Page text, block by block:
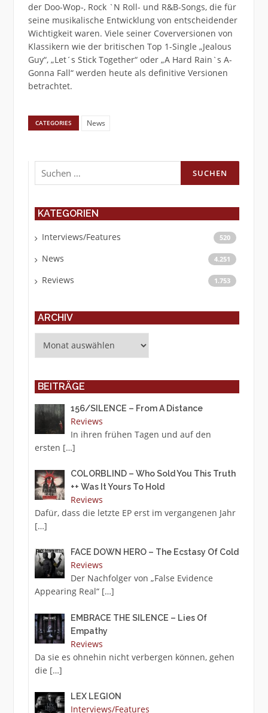
der Doo-Wop-, Rock `N Roll- und R&B-Songs, die für
seine musikalische Entwicklung von entscheidender
Wichtigkeit waren. Viele seiner Coverversionen von
Klassikern wie der britischen Top 1-Single „Jealous
Guy“, „Let´s Stick Together“ oder „A Hard Rain`s A-
Gonna Fall“ werden heute als definitive Versionen
betrachtet.
CATEGORIES News
Suchen
nach:
KATEGORIEN
Interviews/Features 520
News 4.251
Reviews 1.753
ARCHIV
BEITRÄGE
156/SILENCE – From A Distance
Reviews
In ihren frühen Tagen und auf den
ersten […]
COLORBLIND – Who Sold You This Truth
++ Was It Yours To Hold
Reviews
Dafür, dass die letzte EP erst im vergangenen Jahr
[…]
FACE DOWN HERO – The Ecstasy Of Cold
Reviews
Der Nachfolger von „False Evidence
Appearing Real“ […]
EMBRACE THE SILENCE – Lies Of
Empathy
Reviews
Da sie es ohnehin nicht verbergen können, gehen
die […]
LEX LEGION
Interviews/Features